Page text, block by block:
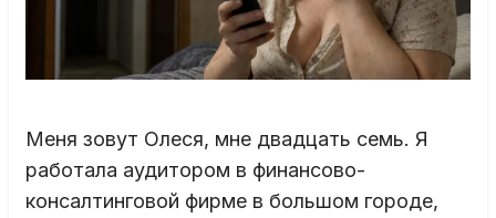
Меня зовут Олеся, мне двадцать семь. Я
работала аудитором в финансово-
консалтинговой фирме в большом городе,